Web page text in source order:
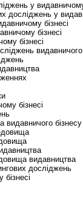
у видавничому
досліджень у
бізнесі
бізнесі
бізнесі
бізнесі
видавничого бізнесу
видавництва
досліджень